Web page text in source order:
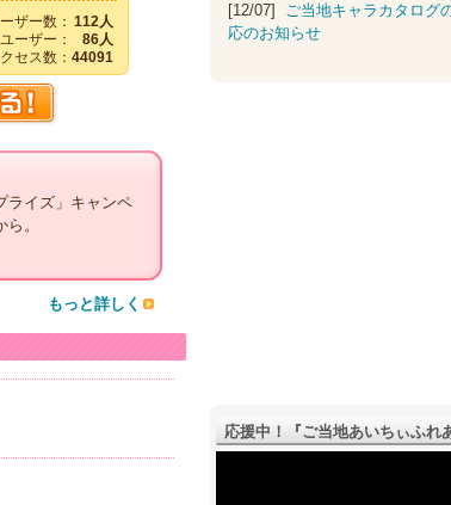
ザー数： 112人
ーザー：
86人
セス数： 44091
ライズ」キャンペ
。
もっと詳しく
[12/07] ご当地キャラカタログ
応のお知らせ
応援中！『ご­当地あいちぃふれ